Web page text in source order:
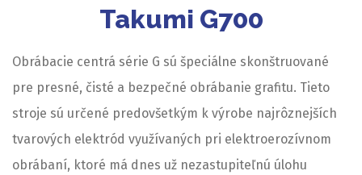
Takumi G700
Obrábacie centrá série G sú špeciálne skonštruované
pre presné, čisté a bezpečné obrábanie grafitu. Tieto
stroje sú určené predovšetkým k výrobe najrôznejších
tvarových elektród využívaných pri elektroerozívnom
obrábaní, ktoré má dnes už nezastupiteľnú úlohu